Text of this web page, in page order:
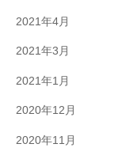
2021年4月
2021年3月
2021年1月
2020年12月
2020年11月